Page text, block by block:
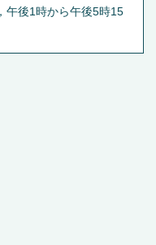
後1時から午後5時15